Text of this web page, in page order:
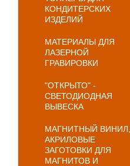
КОНДИТЕРСКИХ
ИЗДЕЛИЙ
МАТЕРИАЛЫ ДЛЯ
ЛАЗЕРНОЙ
ГРАВИРОВКИ
"ОТКРЫТО" -
СВЕТОДИОДНАЯ
ВЫВЕСКА
МАГНИТНЫЙ ВИНИЛ,
АКРИЛОВЫЕ
ЗАГОТОВКИ ДЛЯ
МАГНИТОВ И